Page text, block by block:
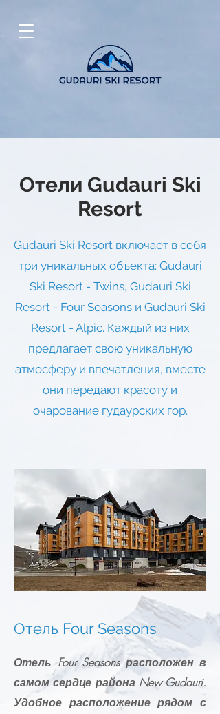
Отели Gudauri Ski
Resort
Gudauri Ski Resort включает в себя
три уникальных объекта: Gudauri
Ski Resort - Twins, Gudauri Ski
Resort - Four Seasons и Gudauri Ski
Resort - Alpic. Каждый из них
предлагает свою уникальную
атмосферу и впечатления, вместе
они передают красоту и
очарование гудаурских гор.
Отель Four Seasons
Отель Four Seasons расположен в
самом сердце района New Gudauri.
Удобное расположение рядом с